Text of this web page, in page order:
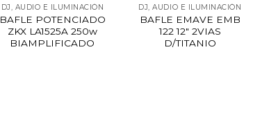
DJ, AUDIO E ILUMINACIÓN
BAFLE POTENCIADO
ZKX LA1525A 250w
BIAMPLIFICADO
DJ, AUDIO E ILUMINACIÓN
BAFLE EMAVE EMB
122 12″ 2VIAS
D/TITANIO